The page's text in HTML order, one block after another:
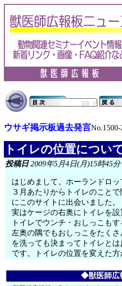
ウサギ掲示板過去発言
トイレの位置につい
投稿日2009年5月4日(月)15時45
はじめまして。ホーランドロ
３月あたりからトイレのこと
にこのサイトに出会いました。
実はケージの右奥にトイレを
トイレでウンチ・おしっこも
左奥の隅でもおしっこをたく
を洗っても決まってトイレと
です。トイレの位置を変えた
◆獣医師広